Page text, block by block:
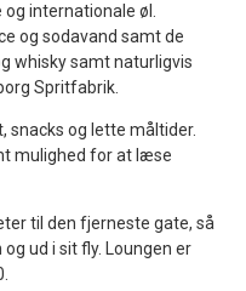
og internationale øl.
og sodavand samt de
whisky samt naturligvis
Spritfabrik.
snacks og lette måltider.
mulighed for at læse
til den fjerneste gate, så
ud i sit fly. Loungen er